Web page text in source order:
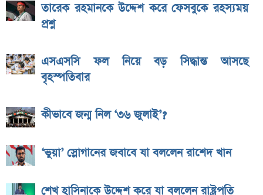
তারেক রহমানকে উদ্দেশ করে ফেসবুকে রহস্যময়
প্রশ্ন
এসএসসি ফল নিয়ে বড় সিদ্ধান্ত আসছে
বৃহস্পতিবার
কীভাবে জন্ম নিল ‘৩৬ জুলাই’?
‘ভুয়া’ স্লোগানের জবাবে যা বললেন রাশেদ খান
শেখ হাসিনাকে উদ্দেশ করে যা বললেন রাষ্ট্রপতি